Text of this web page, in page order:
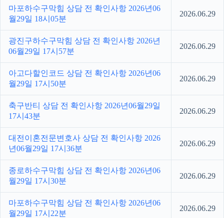
마포하수구막힘 상담 전 확인사항 2026년06
월29일 18시05분
2026.06.29
광진구하수구막힘 상담 전 확인사항 2026년
06월29일 17시57분
2026.06.29
아고다할인코드 상담 전 확인사항 2026년06
월29일 17시50분
2026.06.29
축구반티 상담 전 확인사항 2026년06월29일
17시43분
2026.06.29
대전이혼전문변호사 상담 전 확인사항 2026
년06월29일 17시36분
2026.06.29
종로하수구막힘 상담 전 확인사항 2026년06
월29일 17시30분
2026.06.29
마포하수구막힘 상담 전 확인사항 2026년06
월29일 17시22분
2026.06.29